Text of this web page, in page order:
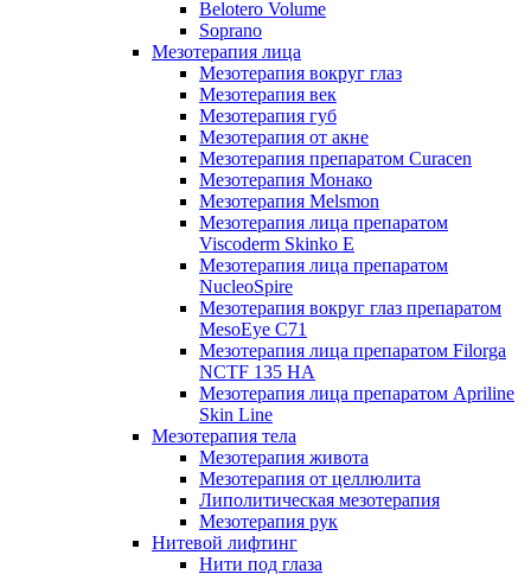
Belotero Volume
Soprano
Мезотерапия лица
Мезотерапия вокруг глаз
Мезотерапия век
Мезотерапия губ
Мезотерапия от акне
Мезотерапия препаратом Curacen
Мезотерапия Монако
Мезотерапия Melsmon
Мезотерапия лица препаратом
Viscoderm Skinko E
Мезотерапия лица препаратом
NucleoSpire
Мезотерапия вокруг глаз препаратом
MesoEye С71
Мезотерапия лица препаратом Filorga
NCTF 135 HA
Мезотерапия лица препаратом Apriline
Skin Line
Мезотерапия тела
Мезотерапия живота
Мезотерапия от целлюлита
Липолитическая мезотерапия
Мезотерапия рук
Нитевой лифтинг
Нити под глаза